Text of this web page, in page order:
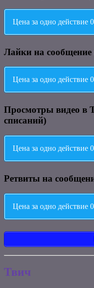
Цена за одно действие
Лайки на
Цена за одно действие
Просмотры видео в
списаний)
Цена за одно действие
Ретвиты на
Цена за одно действие
Твич